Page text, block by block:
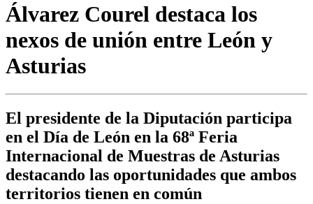
Álvarez Courel destaca los
nexos de unión entre León y
Asturias
El presidente de la Diputación participa
en el Día de León en la 68ª Feria
Internacional de Muestras de Asturias
destacando las oportunidades que ambos
territorios tienen en común